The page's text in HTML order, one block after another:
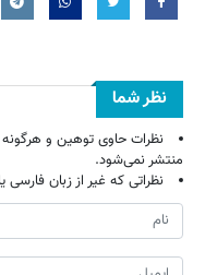
نظر شما
نظرات حاوی توهین و
منتشر نمی‌شود.
نظراتی که غیر از زبان